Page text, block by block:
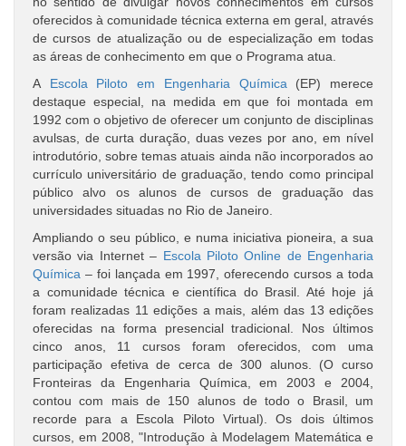
oferecidos à comunidade técnica externa em geral, através
de cursos de atualização ou de especialização em todas
as áreas de conhecimento em que o Programa atua.
A Escola Piloto em Engenharia Química (EP) merece
destaque especial, na medida em que foi montada em
1992 com o objetivo de oferecer um conjunto de disciplinas
avulsas, de curta duração, duas vezes por ano, em nível
introdutório, sobre temas atuais ainda não incorporados ao
currículo universitário de graduação, tendo como principal
público alvo os alunos de cursos de graduação das
universidades situadas no Rio de Janeiro.
Ampliando o seu público, e numa iniciativa pioneira, a sua
versão via Internet – Escola Piloto Online de Engenharia
Química – foi lançada em 1997, oferecendo cursos a toda
a comunidade técnica e científica do Brasil. Até hoje já
foram realizadas 11 edições a mais, além das 13 edições
oferecidas na forma presencial tradicional. Nos últimos
cinco anos, 11 cursos foram oferecidos, com uma
participação efetiva de cerca de 300 alunos. (O curso
Fronteiras da Engenharia Química, em 2003 e 2004,
contou com mais de 150 alunos de todo o Brasil, um
recorde para a Escola Piloto Virtual). Os dois últimos
cursos, em 2008, "Introdução à Modelagem Matemática e